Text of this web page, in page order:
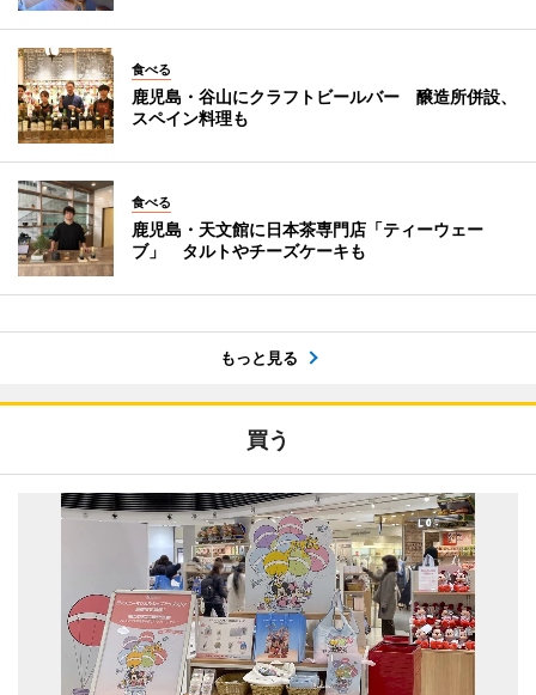
食べる
鹿児島・谷山にクラフトビールバー 醸造所併設、
スペイン料理も
食べる
鹿児島・天文館に日本茶専門店「ティーウェー
ブ」 タルトやチーズケーキも
もっと見る
買う